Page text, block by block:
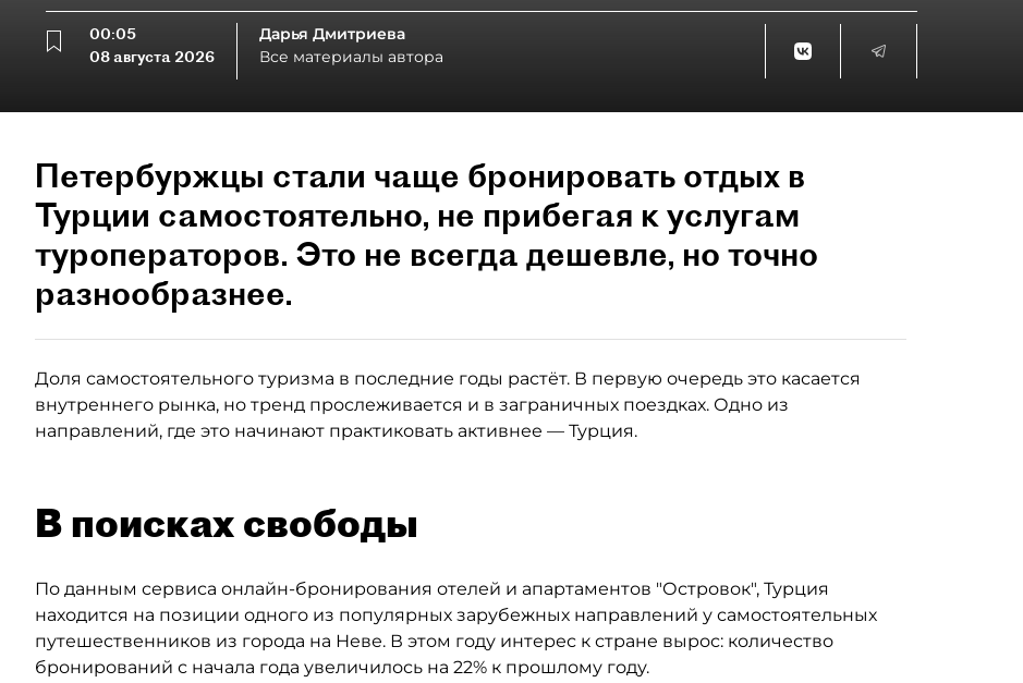
00:05
08 августа 2026
Дарья Дмитриева
Все материалы автора
Петербуржцы стали чаще бронировать отдых в
Турции самостоятельно, не прибегая к услугам
туроператоров. Это не всегда дешевле, но точно
разнообразнее.
Доля самостоятельного туризма в последние годы растёт. В первую очередь это касается
внутреннего рынка, но тренд прослеживается и в заграничных поездках. Одно из
направлений, где это начинают практиковать активнее — Турция.
В поисках свободы
По данным сервиса онлайн-бронирования отелей и апартаментов "Островок", Турция
находится на позиции одного из популярных зарубежных направлений у самостоятельных
путешественников из города на Неве. В этом году интерес к стране вырос: количество
бронирований с начала года увеличилось на 22% к прошлому году.